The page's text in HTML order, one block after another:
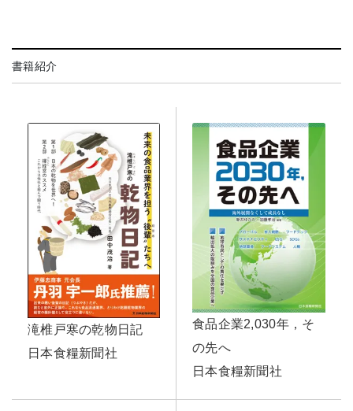
書籍紹介
滝椎戸寒の乾物日記
日本食糧新聞社
食品企業2,030年，そ
の先へ
日本食糧新聞社